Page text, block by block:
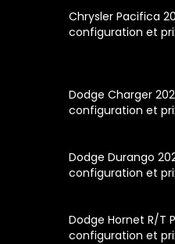
Chrysler Pacifica
configuration et
Dodge Charger
configuration et
Dodge Durango
configuration et
Dodge Hornet R/T
configuration et